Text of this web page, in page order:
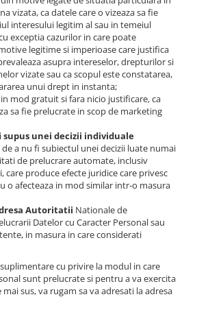
vizata, ca datele care o vizeaza sa fie
interesului legitim al sau in temeiul
exceptia cazurilor in care poate
legitime si imperioase care justifica
asupra intereselor, drepturilor si
vizate sau ca scopul este constatarea,
unui drept in instanta;
mod gratuit si fara nicio justificare, ca
sa fie prelucrate in scop de marketing
unei decizii individuale
a nu fi subiectul unei decizii luate numai
de prelucrare automate, inclusiv
care produce efecte juridice care privesc
o afecteaza in mod similar intr-o masura
Autoritatii Nationale de
Datelor cu Caracter Personal sau
in masura in care considerati
cu privire la modul in care
sunt prelucrate si pentru a va exercita
sus, va rugam sa va adresati la adresa